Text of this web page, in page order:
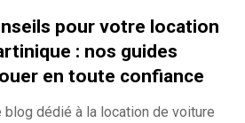
pour votre location
: nos guides
en toute confiance
blog dédié à la location de voiture